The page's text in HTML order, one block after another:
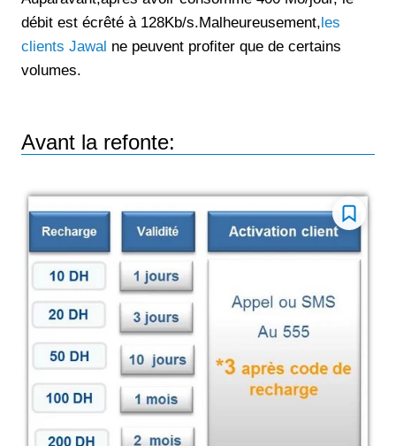
débit est écrêté à 128Kb/s.Malheureusement,les
clients Jawal ne peuvent profiter que de certains
volumes.
Avant la refonte: